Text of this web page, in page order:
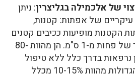
של אלכמילה בגליצרין: ניתן
של אפתות: קטנות,
הקטנות מופיעות ככיבים קטנים
ברירית של הפה, בקוטר של פחות מ-1 ס"מ. הן מהוות 80-
נרפאות בדרך כלל ללא טיפול
ב-7-10 ימים.האפתות הגדולות מהוות 10-15% מכלל